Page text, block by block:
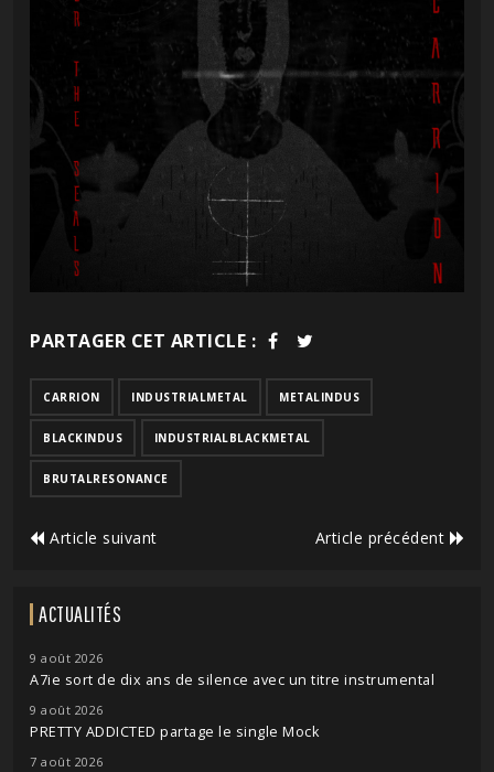
PARTAGER CET ARTICLE :
CARRION INDUSTRIALMETAL METALINDUS
BLACKINDUS INDUSTRIALBLACKMETAL
BRUTALRESONANCE
Article suivant Article précédent
ACTUALITÉS
9 août 2026
A7ie sort de dix ans de silence avec un titre instrumental
9 août 2026
PRETTY ADDICTED partage le single Mock
7 août 2026